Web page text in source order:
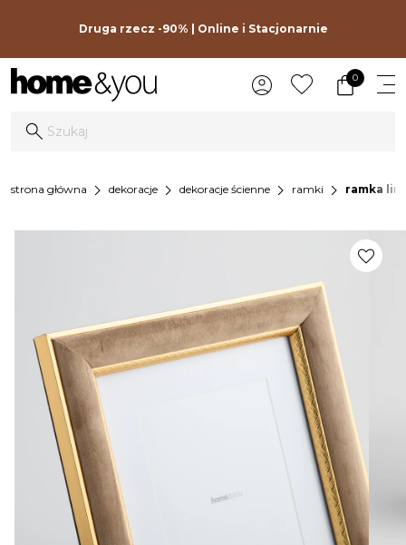
Druga rzecz -90% | Online i Stacjonarnie
0
strona główna chevron_right dekoracje chevron_right dekoracje ścienne chevron_right ramki chevron_right ramka
favorite